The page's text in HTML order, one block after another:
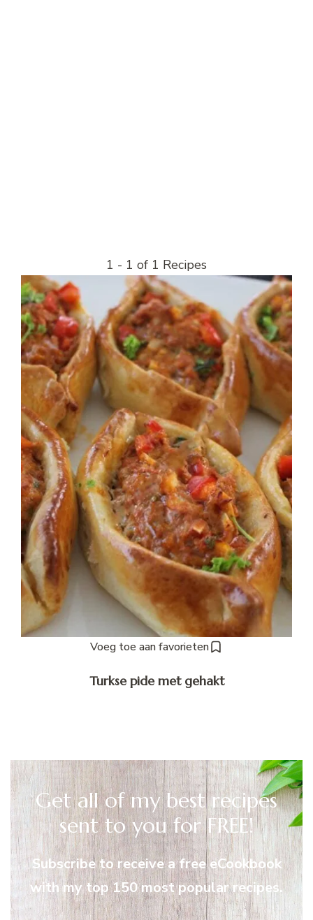
1 - 1 of 1 Recipes
Voeg toe aan favorieten
Turkse pide met gehakt
Get all of my best recipes
sent to you for FREE!
Subscribe to receive a free eCookbook
with my top 150 most popular recipes.